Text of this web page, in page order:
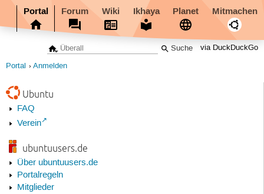
Portal Forum Wiki Ikhaya Planet Mitmachen
via DuckDuckGo
Portal Anmelden
Ubuntu
FAQ
Verein
ubuntuusers.de
Über ubuntuusers.de
Portalregeln
Mitglieder